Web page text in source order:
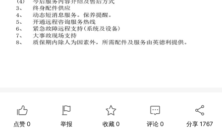
点赞0 举报 收藏 0 评论0 分享1767